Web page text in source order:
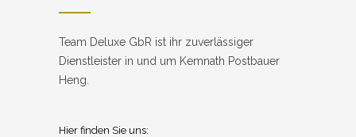
Team Deluxe GbR ist ihr zuverlässiger
Dienstleister in und um Kemnath Postbauer
Heng.
Hier finden Sie uns: